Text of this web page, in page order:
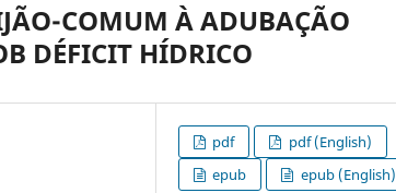
COMUM À ADUBAÇÃO
DÉFICIT HÍDRICO
pdf
pdf (English)
epub
epub (English)